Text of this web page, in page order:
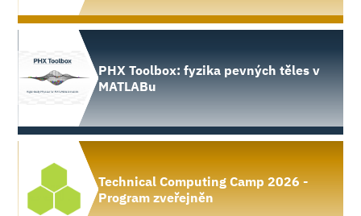
PHX Toolbox: fyzika pevných těles v
MATLABu
Technical Computing Camp 2026 -
Program zveřejněn